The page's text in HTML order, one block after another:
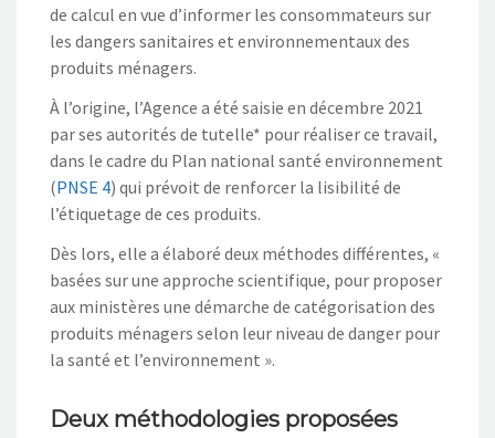
de calcul en vue d’informer les consommateurs sur
les dangers sanitaires et environnementaux des
produits ménagers.
À l’origine, l’Agence a été saisie en décembre 2021
par ses autorités de tutelle* pour réaliser ce travail,
dans le cadre du Plan national santé environnement
(PNSE 4) qui prévoit de renforcer la lisibilité de
l’étiquetage de ces produits.
Dès lors, elle a élaboré deux méthodes différentes, «
basées sur une approche scientifique, pour proposer
aux ministères une démarche de catégorisation des
produits ménagers selon leur niveau de danger pour
la santé et l’environnement ».
Deux méthodologies proposées